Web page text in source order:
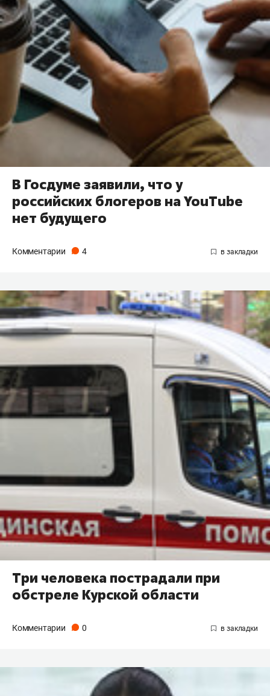
В Госдуме заявили, что у
российских блогеров на YouTube
нет будущего
Комментарии 4
Три человека пострадали при
обстреле Курской области
Комментарии 0